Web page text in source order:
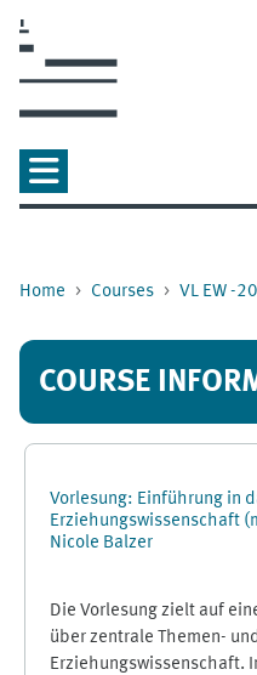
Home Courses VL EW -
COURSE
Vorlesung: Einführung in
Erziehungswissenschaft
Nicole Balzer
Die Vorlesung zielt auf
über zentrale Themen-
Erziehungswissenschaft.